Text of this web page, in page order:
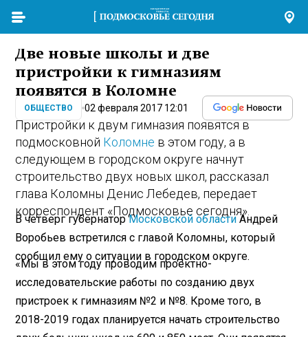
Две новые школы и две
пристройки к гимназиям
появятся в Коломне
ОБЩЕСТВО 02 февраля 2017 12:01
Пристройки к двум гимназия появятся в
подмосковной Коломне в этом году, а в
следующем в городском округе начнут
строительство двух новых школ, рассказал
глава Коломны Денис Лебедев, передает
корреспондент «Подмосковье сегодня».
В четверг губернаторМосковской областиАндрей
Воробьев встретился с главой Коломны, который
сообщил ему о ситуации в городском округе.
«Мы в этом году проводим проектно-
исследовательские работы по созданию двух
пристроек к гимназиям №2 и №8. Кроме того, в
2018-2019 годах планируется начать строительство